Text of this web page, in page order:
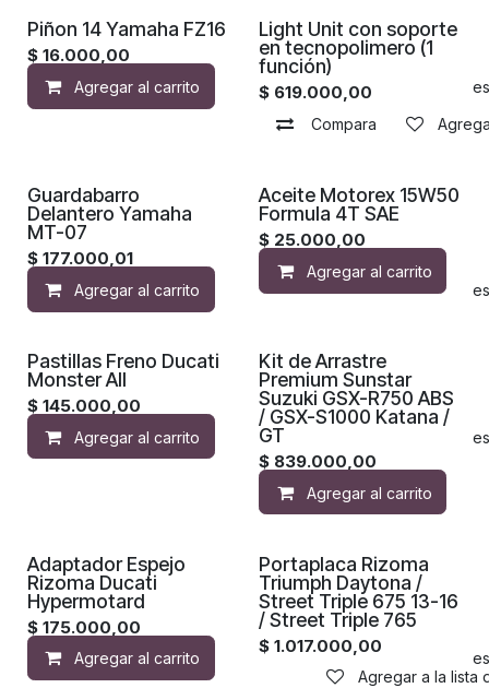
Piñon 14 Yamaha FZ16
$ 16.000,00
Agregar al carrito Agregar a la lista de
Light Unit con soporte
en tecnopolimero (1
función)
$ 619.000,00
Compara
Guardabarro
Delantero Yamaha
MT-07
$ 177.000,01
Agregar al carrito Agregar a la lista de
Aceite Motorex 15W50
Formula 4T SAE
$ 25.000,00
Agregar al carrito
Pastillas Freno Ducati
Monster All
$ 145.000,00
Agregar al carrito Agregar a la lista de
Kit de Arrastre
Premium Sunstar
Suzuki GSX-R750 ABS
/ GSX-S1000 Katana /
GT
$ 839.000,00
Agregar al carrito
Adaptador Espejo
Rizoma Ducati
Hypermotard
$ 175.000,00
Agregar al carrito Agregar a la lista de
Portaplaca Rizoma
Triumph Daytona /
Street Triple 675 13-16
/ Street Triple 765
$1.017.000,00
Agregar a la lista